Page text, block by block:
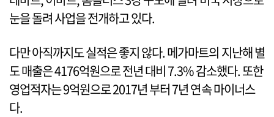
눈을 돌려 사업을 전개하고 있다.
다만 아직까지도 실적은 좋지 않다. 메가마트의 지난해 별
도 매출은 4176억원으로 전년 대비 7.3% 감소했다. 또한
영업적자는 9억원으로 2017년 부터 7년 연속 마이너스
다.